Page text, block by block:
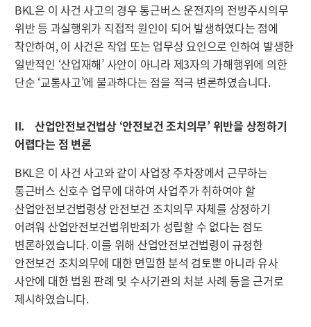
BKL은 이 사건 사고의 경우 통근버스 운전자의 전방주시의무
위반 등 과실행위가 직접적 원인이 되어 발생하였다는 점에
착안하여, 이 사건은 작업 또는 업무상 요인으로 인하여 발생한
일반적인 ‘산업재해’ 사안이 아니라 제3자의 가해행위에 의한
단순 ‘교통사고’에 불과하다는 점을 적극 변론하였습니다.
II. 산업안전보건법상 ‘안전보건 조치의무’ 위반을 상정하기
어렵다는 점 변론
BKL은 이 사건 사고와 같이 사업장 주차장에서 근무하는
통근버스 신호수 업무에 대하여 사업주가 취하여야 할
산업안전보건법령상 안전보건 조치의무 자체를 상정하기
어려워 산업안전보건법위반죄가 성립할 수 없다는 점도
변론하였습니다. 이를 위해 산업안전보건법령이 규정한
안전보건 조치의무에 대한 면밀한 분석 검토뿐 아니라 유사
사안에 대한 법원 판례 및 수사기관의 처분 사례 등을 근거로
제시하였습니다.